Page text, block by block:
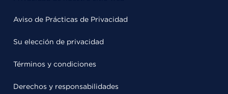
Aviso de Prácticas de Privacidad
Su elección de privacidad
Términos y condiciones
Derechos y responsabilidades